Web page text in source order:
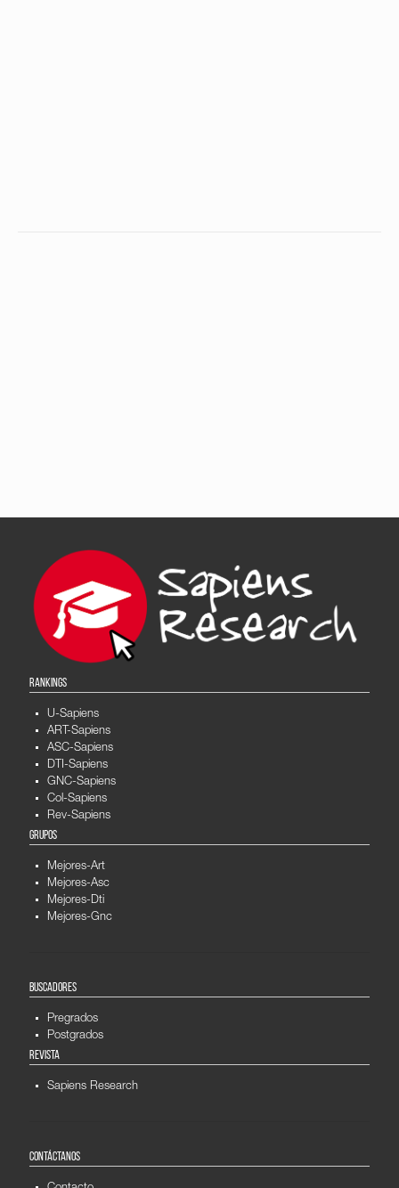
RANKINGS
U-Sapiens
ART-Sapiens
ASC-Sapiens
DTI-Sapiens
GNC-Sapiens
Col-Sapiens
Rev-Sapiens
GRUPOS
Mejores-Art
Mejores-Asc
Mejores-Dti
Mejores-Gnc
BUSCADORES
Pregrados
Postgrados
REVISTA
Sapiens Research
CONTÁCTANOS